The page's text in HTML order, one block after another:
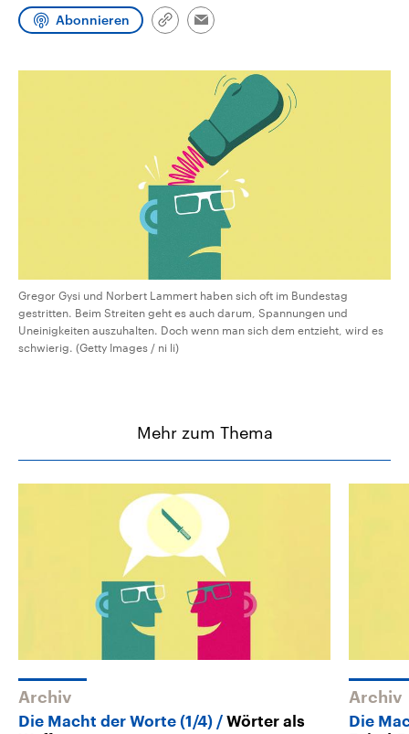
Audio-Archiv
Abonnieren
Link
Email
Gregor Gysi und Norbert Lammert haben sich oft im Bundestag
gestritten. Beim Streiten geht es auch darum, Spannungen und
Uneinigkeiten auszuhalten. Doch wenn man sich dem entzieht, wird es
schwierig. (Getty Images / ni li)
Mehr zum Thema
Archiv
Die Macht der Worte (1/4)
Wörter als
Archiv
Die